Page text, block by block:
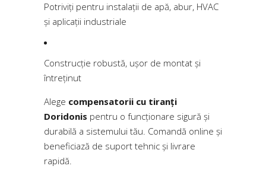
Potriviți pentru instalații de apă, abur, HVAC
și aplicații industriale
Construcție robustă, ușor de montat și
întreținut
Alege compensatorii cu tiranți
Doridonis pentru o funcționare sigură și
durabilă a sistemului tău. Comandă online și
beneficiază de suport tehnic și livrare
rapidă.